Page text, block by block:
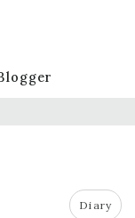
Diary